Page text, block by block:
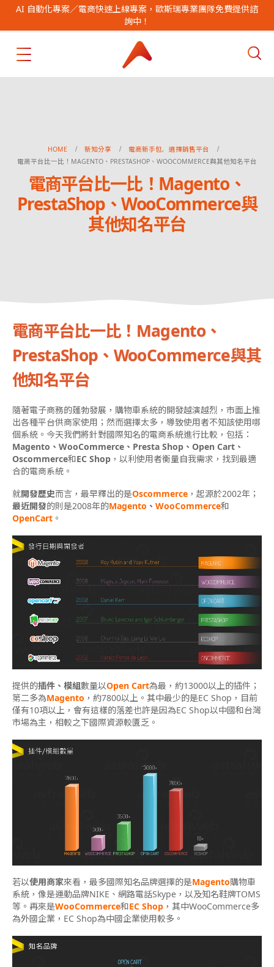
AI 自動化專案／電商快速上線專案，歐斯瑞專業團隊免費提供諮
詢中！
HOME 新知分享 電商新手包,
選擇銷售平台
電商平台比一比！MAGENTO、PRESTASHOP、WOOCOMMERCE與其他知名平台
電商平台比一比！Magento、
PrestaShop、WooCommerce與
其他知名平台
電商平台比一比！Magento、
PrestaShop、WooCommerce與其
他知名平台
隨著電子商務的蓬勃發展，購物車系統的開發越演越烈，市面上推
出各種平台供商家使用；然而選擇太多，導致使用者不知該使用哪
個系統。今天我們將針對國際知名的電商系統進行比較，包括：
Magento、WooCommerce、Presta Shop、Open Cart、
Oscommerce和EC Shop ，以利使用者衡量自我需求，找到最適
合的電商系統。
就開發歷史而言，最早釋出的是Oscommerce ，起源於2002年；
最近開發的則是2008年的Magento 、 WooCommerce和
OpenCart 。
提供的插件、模組數量以Open Cart為最，約13000以上的插件；
第二多為Magento ，約7800以上。其中最少的是EC Shop，目前
僅有10項以上，會有這樣的落差也許是因為EC Shop以中國和台灣
市場為主，相較之下國際資源較匱乏。
若以使用商家來看，最多國際知名品牌選擇的是Magento購物車
系統，像是運動品牌NIKE、網路電話Skype，以及知名鞋牌TOMS
等。再來是WooCommerce和EC Shop ，其中WooCommerce多
為外國企業，EC Shop為中國企業使用較多。